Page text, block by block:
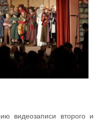
видеозаписи второго и